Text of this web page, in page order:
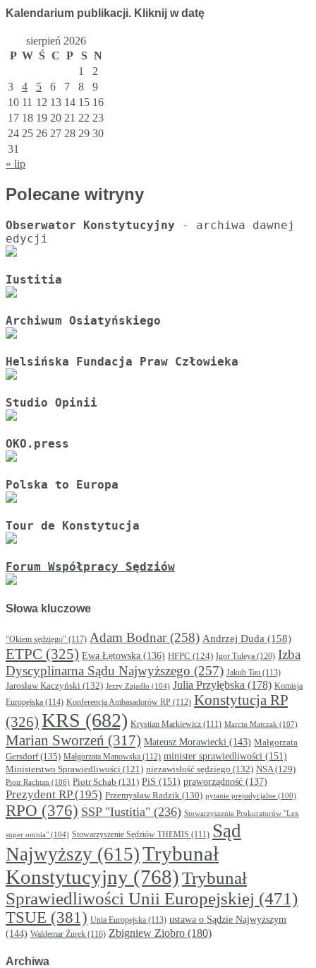
Kalendarium publikacji. Kliknij w datę
sierpień 2026
P W Ś C P S N
1
2
3
4 5 6 7 8
9
10 11 12 13 14 15 16
17 18 19 20 21 22 23
24 25 26 27 28 29 30
31
« lip
Polecane witryny
Obserwator Konstytucyjny - archiwa dawnej
Iustitia
Archiwum Osiatyńskiego
Helsińska Fundacja Praw Człowieka
Studio Opinii
OKO.press
Polska to Europa
Tour de Konstytucja
Forum Współpracy Sędziów
Słowa kluczowe
"Okiem sędziego" (117) Adam Bodnar(258) Andrzej Duda (158)
ETPC (325) Ewa Łętowska (136) HFPC (124) Igor Tuleya (120) Izba
Dyscyplinarna Sądu Najwyższego (257) Jakub Tau (113)
Jarosław Kaczyński (132) Jerzy Zajadło (104) Julia Przyłębska (178) Komisja
Europejska (114) Konferencja Ambasadorów RP (112) Konstytucja RP
(326) KRS (682) Krystian Markiewicz (111) Marcin Matczak (107)
Marian Sworzeń (317) Mateusz Morawiecki (143) Małgorzata
Gersdorf(135) Małgorzata Manowska (112) minister sprawiedliwości (151)
Ministerstwo Sprawiedliwości (121) niezawisłość sędziego (132) NSA(129)
Piotr Rachtan (106) Piotr Schab (131) PiS (151) praworządność (137)
Prezydent RP(195) Przemysław Radzik (130) pytanie prejudycjalne (100)
RPO (376) SSP "Iustitia" (236) Stowarzyszenie Prokuratorów "Lex
super omnia" (104) Stowarzyszenie Sędziów THEMIS (111) Sąd
Najwyższy (615)Trybunał
Konstytucyjny (768)Trybunał
Sprawiedliwości Unii Europejskiej (471)
TSUE (381) Unia Europejska (113) ustawa o Sądzie Najwyższym
(144) Waldemar Żurek (116) Zbigniew Ziobro (180)
Archiwa